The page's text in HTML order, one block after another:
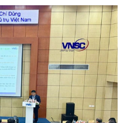
18 Nguyễn Du, TP. Hà Nội
và Công Nghệ
phát hành lại thông tin từ